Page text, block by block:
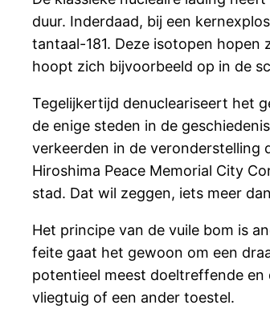
duur. Inderdaad, bij een
tantaal-181. Deze isotopen hopen
hoopt zich bijvoorbeeld op in de
Tegelijkertijd denucleariseert het
de enige steden in de
verkeerden in de veronderstelling
Hiroshima Peace Memorial City
stad. Dat wil zeggen, iets meer
Het principe van de vuile bom is
feite gaat het gewoon om een
potentieel meest doeltreffende
vliegtuig of een ander toestel.